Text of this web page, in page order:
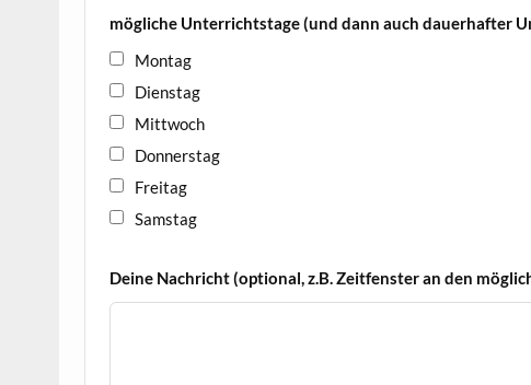
mögliche Unterrichtstage (und dann auch dauerhafter
Montag
Dienstag
Mittwoch
Donnerstag
Freitag
Samstag
Deine Nachricht (optional, z.B. Zeitfenster an den